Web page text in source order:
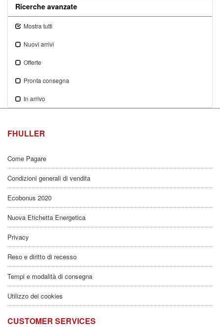
Ricerche avanzate
Mostra tutti
Nuovi arrivi
Offerte
Pronta consegna
In arrivo
FHULLER
Come Pagare
Condizioni generali di vendita
Ecobonus 2020
Nuova Etichetta Energetica
Privacy
Reso e diritto di recesso
Tempi e modalità di consegna
Utilizzo dei cookies
CUSTOMER SERVICES